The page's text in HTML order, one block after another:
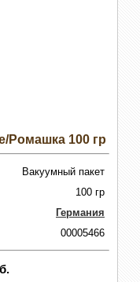
Ромашка 100 гр
Вакуумный пакет
100 гр
Германия
00005466